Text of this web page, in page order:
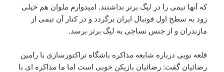
که آنها تیمی را در لیگ برتر نداشتند. امیدوارم ملوان هم خیلی
زود به سطح اول فوتبال ایران برگردد و در کنار آن تیمی از
مازندران و از جنس نساجی به لیگ برتر برسد.
قلعه نویی درباره شایعه مذاکره باشگاه تراکتورسازی با رامین
رضائیان گفت: رضائیان بازیکن خوبی است اما ما مذاکره ای با